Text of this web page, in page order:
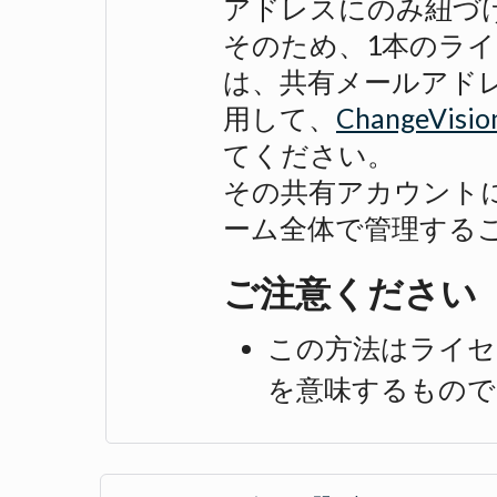
アドレスにのみ紐づ
そのため、1本のラ
は、共有メールアド
用して、
てください。
その共有アカウント
ーム全体で管理する
ご注意ください
この方法はライ
を意味するもの